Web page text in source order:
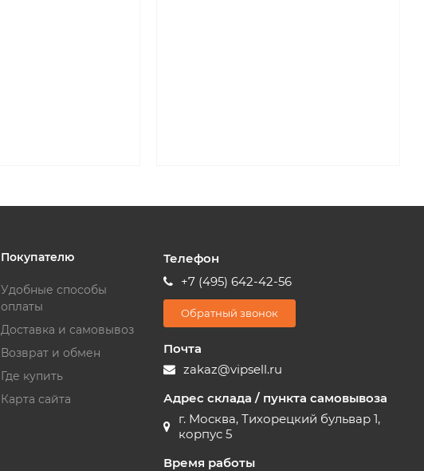
Покупателю
Удобные способы
оплаты
Доставка и самовывоз
Возврат и обмен
Где купить
Карта сайта
Телефон
+7 (495) 642-42-56
Обратный звонок
Почта
zakaz@vipsell.ru
Адрес склада / пункта самовывоза
г. Москва, Тихорецкий бульвар 1,
корпус 5
Время работы